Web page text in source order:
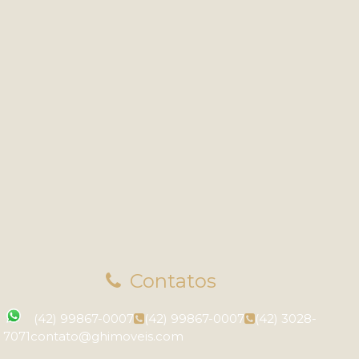
Contatos
(42) 99867-0007 (42) 99867-0007
(42) 3028-
7071contato@ghimoveis.com